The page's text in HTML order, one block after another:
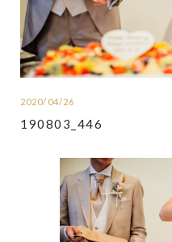
2020/04/26
190803_446